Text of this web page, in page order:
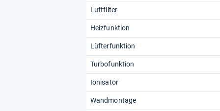
Luftfilter
Heizfunktion
Lüfterfunktion
Turbofunktion
Ionisator
Wandmontage